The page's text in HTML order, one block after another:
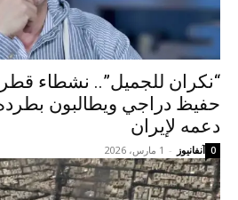
“نكران للجميل”.. نشطاء
حفيظ دراجي ويطالبون بطرده
دعمه لإيران
آنفانيوز - 1 مارس، 2026 0